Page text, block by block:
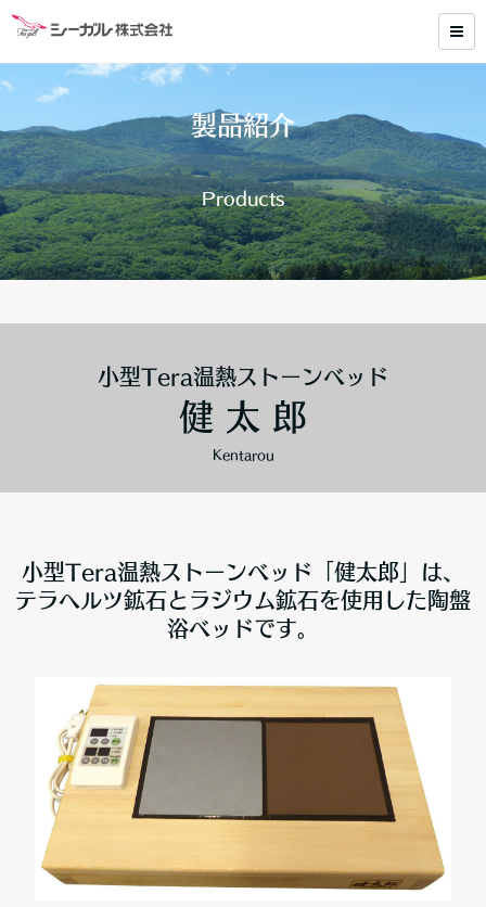
製品紹介
Products
小型Tera温熱ストーンベッド
健 太 郎
Kentarou
小型Tera温熱ストーンベッド「健太郎」は、
テラヘルツ鉱石とラジウム鉱石を使用した陶盤
浴ベッドです。